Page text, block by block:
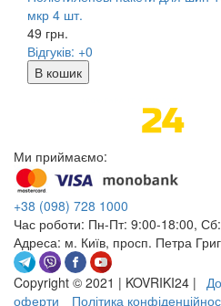
мкр 4 шт.
49 грн.
Відгуків: +0
В кошик
Ми приймаємо:
+38 (098) 728 1000
Час роботи: Пн-Пт: 9:00-18:00,
Адреса: м. Київ, просп. Петра
Copyright © 2021 | KOVRIKI24 |
оферти
Політика